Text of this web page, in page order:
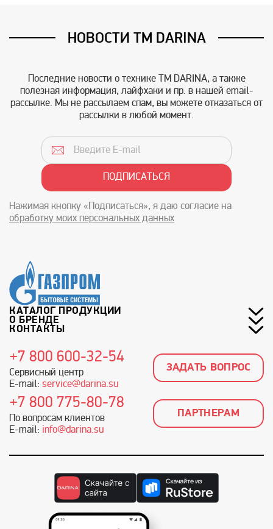
НОВОСТИ TM DARINA
Последние новости о технике TM DARINA, а также
полезная информация, лайфхаки и пр. в нашей email-
рассылке. Мы не рассылаем спам, вы можете отказаться от
рассылки в любой момент.
Нажимая кнопку «Подписаться», я даю согласие на
обработку моих персональных данных
КАТАЛОГ ПРОДУКЦИИ
О БРЕНДЕ
КОНТАКТЫ
+7 800 600-32-54
Сервисный центр
E-mail: service@darina.su
ЗАДАТЬ ВОПРОС
+7 800 775-80-78
По вопросам клиентов
E-mail: info@darina.su
ПАРТНЕРАМ